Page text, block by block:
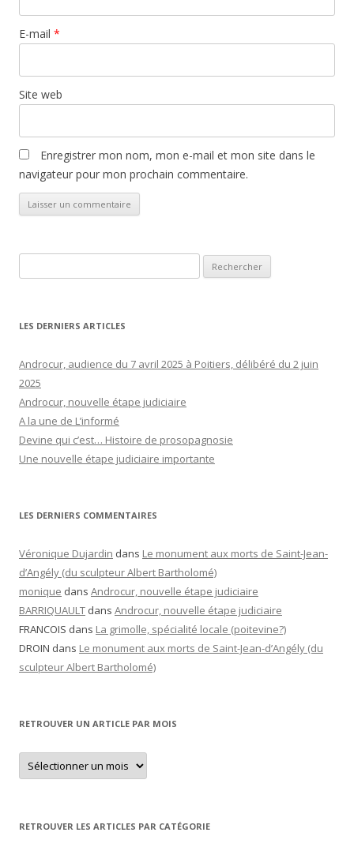
E-mail *
Site web
Enregistrer mon nom, mon e-mail et mon site dans le
navigateur pour mon prochain commentaire.
LES DERNIERS ARTICLES
Androcur, audience du 7 avril 2025 à Poitiers, délibéré du 2 juin
2025
Androcur, nouvelle étape judiciaire
A la une de L’informé
Devine qui c’est… Histoire de prosopagnosie
Une nouvelle étape judiciaire importante
LES DERNIERS COMMENTAIRES
Véronique Dujardin dans Le monument aux morts de Saint-Jean-
d’Angély (du sculpteur Albert Bartholomé)
monique dans Androcur, nouvelle étape judiciaire
BARRIQUAULT dans Androcur, nouvelle étape judiciaire
FRANCOIS dans La grimolle, spécialité locale (poitevine?)
DROIN dans Le monument aux morts de Saint-Jean-d’Angély (du
sculpteur Albert Bartholomé)
RETROUVER UN ARTICLE PAR MOIS
Retrouver
un
article
RETROUVER LES ARTICLES PAR CATÉGORIE